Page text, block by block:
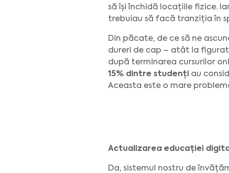
să își închidă locațiile fizice.
trebuiau să facă tranziția în
Din păcate, de ce să ne
dureri de cap – atât la figurat
după terminarea cursurilor
15% dintre studenți au
Aceasta este o mare
Actualizarea educației
Da, sistemul nostru de